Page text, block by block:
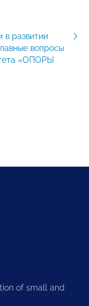
в развитии
вопросы
«ОПОРЫ
of small and